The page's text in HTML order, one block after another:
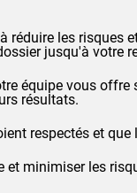
les
jusqu'à votre
équipe vous
résultats.
respectés et que
minimiser les